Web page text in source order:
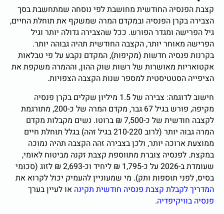
קצבת הפנסיה החודשית מחושבת לפי נוסחה שמתחשבת בסך
הצבירה בקרן הפנסיה ובמקדם המרה שמשקף את תוחלת החיים,
גיל הפרישה ומגדר הפורש. ככל שהצבירה גדולה יותר וגיל
הפרישה מאוחר יותר, הקצבה החודשית תהיה גבוהה יותר.
בקרנות פנסיה חדשות (מקיפות), המקדם נקבע על פי טבלאות
אקטואריות מאושרות של רשות שוק ההון, וההמרה משקפת את
הציפייה הסטטיסטית למספר שנות הקצבה הצפויות.
חישוב לדוגמה: צבירה של 1.5 מיליון שקלים בקרן פנסיה
מקיפה, פורש בגיל 67 גבר, מקדם המרה של כ-200, מתורגמת
לקצבה חודשית של כ-7,500 ₪ ברוטו. נשים מקבלות מקדם
המרה גבוה יותר (לרוב 210-220 בגיל זהה) בגלל תוחלת חיים
ממוצעת ארוכה יותר, ולכן בצבירה זהה הקצבה תהיה נמוכה
במקצת. לפנסיה צוברת מתווספת קצבת זקנה מביטוח לאומי,
שעומדת ב-2026 על כ-1,795 ₪ ליחיד וכ-2,693 ₪ לזוג (סכומי
בסיס, לפני תוספות ותק). מי שמעוניין להעמיק יכול לקרוא את
המדריך לקבלת קצבת פנסיה חודשית תקינה או לעיין בערך
פנסיה בוויקיפדיה.